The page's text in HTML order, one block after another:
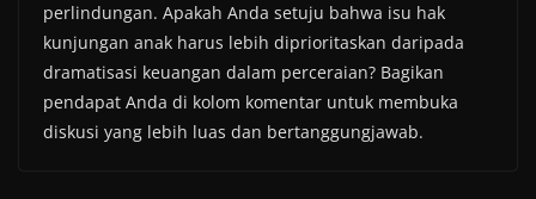
perlindungan. Apakah Anda setuju bahwa isu hak
kunjungan anak harus lebih diprioritaskan daripada
dramatisasi keuangan dalam perceraian? Bagikan
pendapat Anda di kolom komentar untuk membuka
diskusi yang lebih luas dan bertanggungjawab.